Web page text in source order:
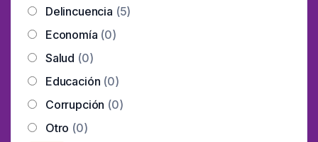
Delincuencia (5)
Economía (0)
Salud (0)
Educación (0)
Corrupción (0)
Otro (0)